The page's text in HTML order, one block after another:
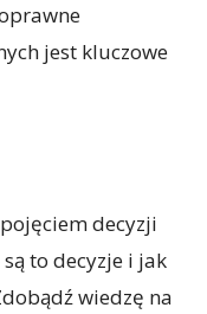
jest kluczowe
decyzji
to decyzje i jak
wiedzę na